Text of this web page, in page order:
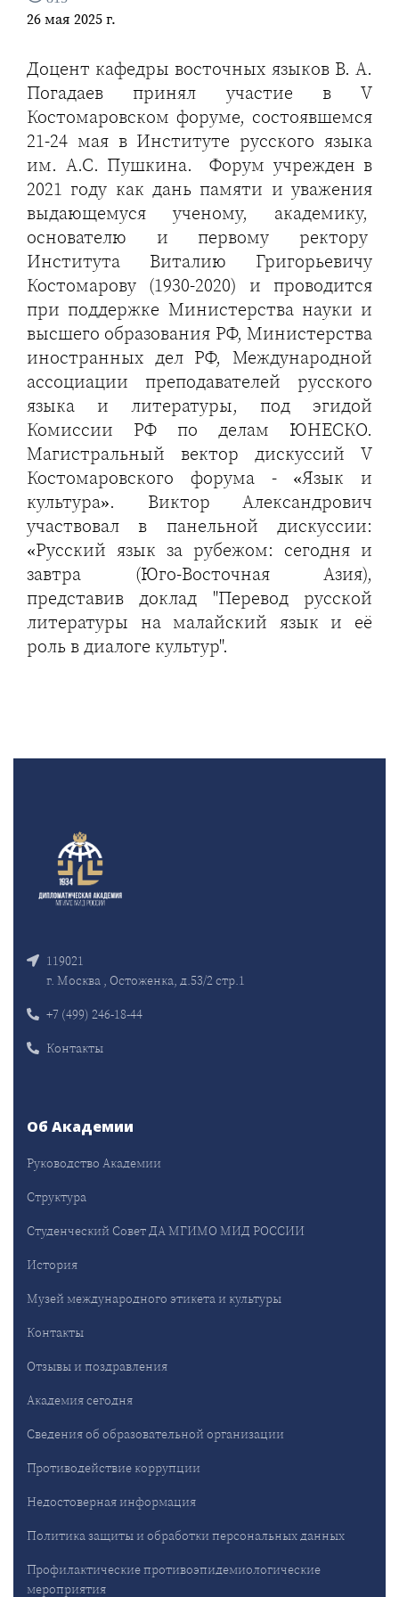
26 мая 2025 г.
Доцент кафедры восточных языков В. А.
Погадаев принял участие в V
Костомаровском форуме, состоявшемся
21-24 мая в Институте русского языка
им. А.С. Пушкина. Форум учрежден в
2021 году как дань памяти и уважения
выдающемуся ученому, академику,
основателю и первому ректору
Института Виталию Григорьевичу
Костомарову (1930-2020) и проводится
при поддержке Министерства науки и
высшего образования РФ, Министерства
иностранных дел РФ, Международной
ассоциации преподавателей русского
языка и литературы, под эгидой
Комиссии РФ по делам ЮНЕСКО.
Магистральный вектор дискуссий V
Костомаровского форума - «Язык и
культура». Виктор Александрович
участвовал в панельной дискуссии:
«Русский язык за рубежом: сегодня и
завтра (Юго-Восточная Азия),
представив доклад "Перевод русской
литературы на малайский язык и её
роль в диалоге культур".
119021
г. Москва , Остоженка, д.53/2 стр.1
+7 (499) 246-18-44
Контакты
Об Академии
Руководство Академии
Структура
Студенческий Совет ДА МГИМО МИД РОССИИ
История
Музей международного этикета и культуры
Контакты
Отзывы и поздравления
Академия сегодня
Сведения об образовательной организации
Противодействие коррупции
Недостоверная информация
Политика защиты и обработки персональных данных
Профилактические противоэпидемиологические
мероприятия